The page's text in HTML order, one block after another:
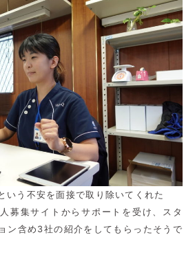
いう不安を面接で取り除いてくれた
募集サイトからサポートを受け、スタ
ン含め3社の紹介をしてもらったそうで